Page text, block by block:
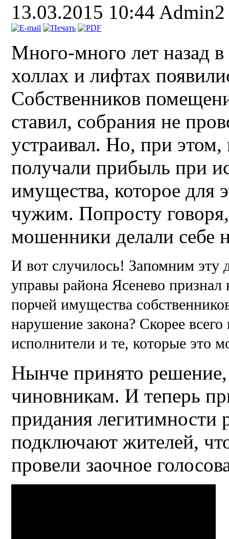
13.03.2015 10:44 Admin2
Много-много лет назад
холлах и лифтах
Собственников
ставил, собрания не
устраивал. Но, при этом,
получали прибыль при
имущества, которое для
чужим. Попросту
мошенники делали себе
И вот случилось! Запомним эту
управы района Ясенево
порчей имущества
нарушение закона? Скорее
исполнители и те, которые это
Нынче принято
чиновникам. И теперь
придания
подключают жителей,
провели заочное